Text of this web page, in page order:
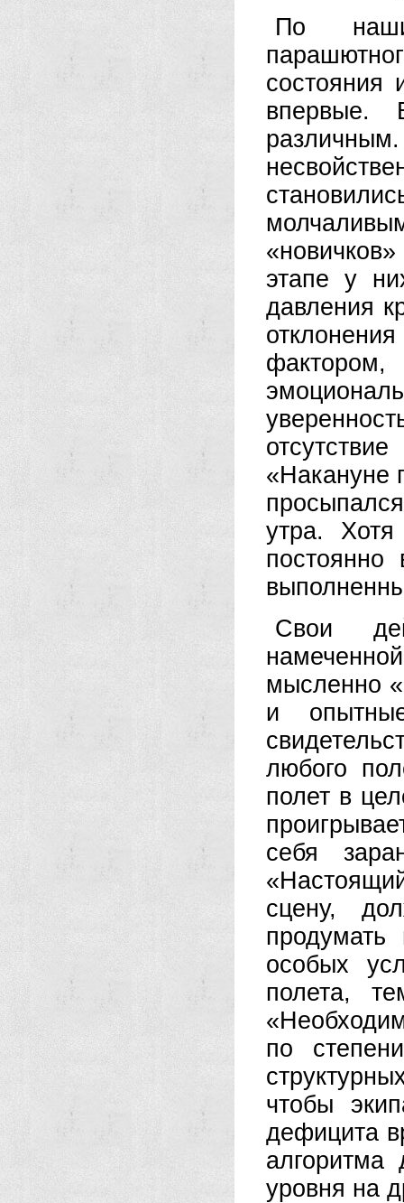
По
состояния
впервые.
этапе у
давления
«Накануне
утра.
постоянно
Свои
мысленно
и
любого
полет в
себя
сцену,
особых
полета,
по
чтобы
дефицита
алгоритма
уровня на